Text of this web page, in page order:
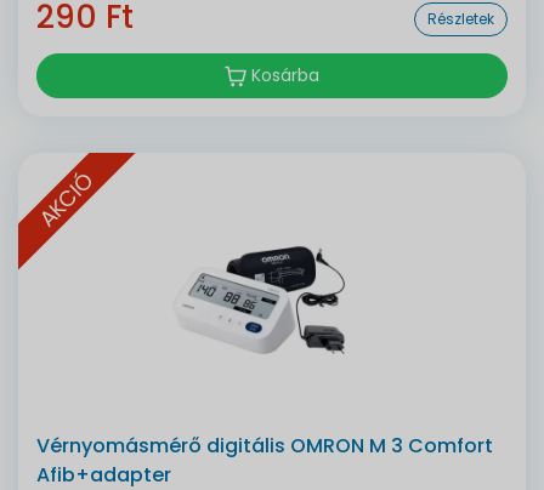
290 Ft Részletek
Kosárba
AKCIÓ
Vérnyomásmérő digitális OMRON M 3 Comfort
Afib+adapter